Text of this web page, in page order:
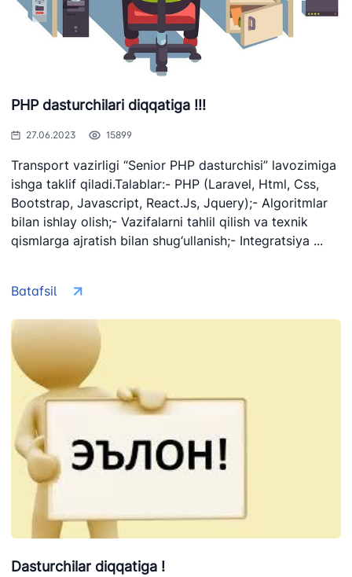
"Uzbekistan
Airways" AJ
02-00
"O'zbekiston
temir yo'llari"
AJ
raqami
"Uzbekistan
Airports" AJ
"Toshshahartransxizmat"
AJ
Ishonch telefon
1062
"O'zavtovokzal
servis" MCHJ
Ishonch telefon
Avtomobil
yo'llari
qo'mitasi
02-04
034
PHP dasturchilari diqqatiga !!!
27.06.2023 15899
Transport vazirligi “Senior PHP dasturchisi” lavozimiga
ishga taklif qiladi.Talablar:- PHP (Laravel, Html, Css,
Bootstrap, Javascript, React.Js, Jquery);- Algoritmlar
bilan ishlay olish;- Vazifalarni tahlil qilish va texnik
qismlarga ajratish bilan shug‘ullanish;- Integratsiya ...
Batafsil
Dasturchilar diqqatiga !